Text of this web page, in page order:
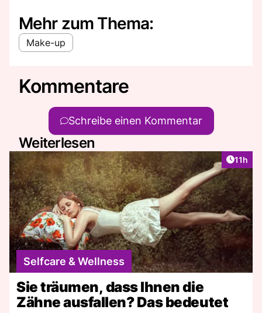
Mehr zum Thema:
Make-up
Kommentare
Schreibe einen Kommentar
Weiterlesen
11h
Selfcare & Wellness
Sie träumen, dass Ihnen die
Zähne ausfallen? Das bedeutet